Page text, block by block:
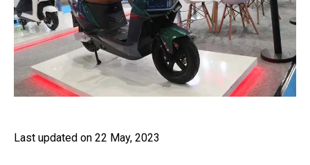
Last updated on 22 May, 2023